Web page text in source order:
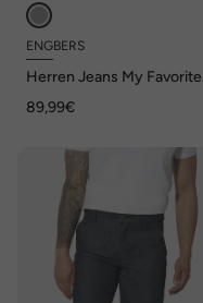
ENGBERS
Herren Jeans My Favorite
89,99€